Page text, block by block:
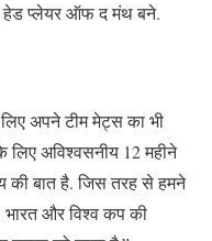
हेड प्लेयर ऑफ द मंथ बने.
अपने टीम मेट्स का भी
लिए अविश्वसनीय 12 महीने
की बात है. जिस तरह से हमने
भारत और विश्व कप की